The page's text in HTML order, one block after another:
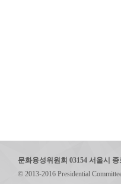
문화융성위원회 03154 서울시
© 2013-2016 Presidential